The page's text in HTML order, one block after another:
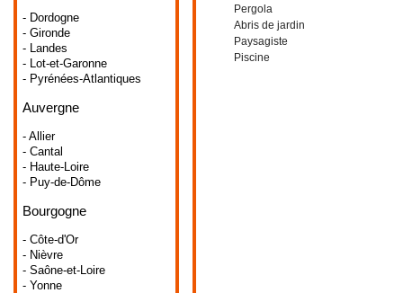
- Dordogne
- Gironde
- Landes
- Lot-et-Garonne
- Pyrénées-Atlantiques
Auvergne
- Allier
- Cantal
- Haute-Loire
- Puy-de-Dôme
Bourgogne
- Côte-d'Or
- Nièvre
- Saône-et-Loire
- Yonne
Pergola
Abris de jardin
Paysagiste
Piscine